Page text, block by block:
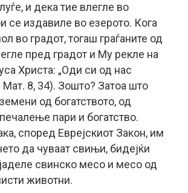
и дека тие влегле во
се издавиле во езерото. Кога
во градот, тогаш граѓаните од
пред градот и Му рекле на
Христа: „Оди си од нас
Мат. 8, 34). Зошто? Затоа што
од богатството, од
пари и богатство.
според Еврејскиот Закон, им
да чуваат свињи, бидејќи
свинско месо и месо од
животни.